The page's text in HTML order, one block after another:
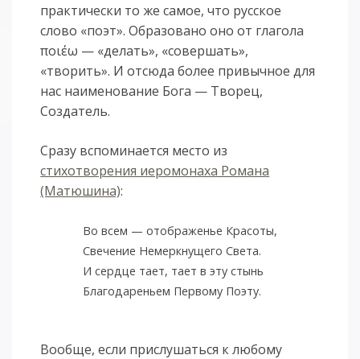
практически то же самое, что русское
слово «поэт». Образовано оно от глагола
ποιέω — «делать», «совершать»,
«творить». И отсюда более привычное для
нас наименование Бога — Творец,
Создатель.
Сразу вспоминается место из
стихотворения иеромонаха Романа
(Матюшина):
Во всем — отображенье Красоты,
Свечение Немеркнущего Света.
И сердце тает, тает в эту стынь
Благодареньем Первому Поэту.
Вообще, если прислушаться к любому